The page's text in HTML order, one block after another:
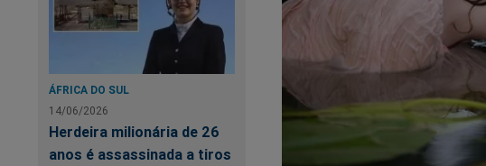
ÁFRICA DO SUL
14/06/2026
Herdeira milionária de 26
anos é assassinada a tiros